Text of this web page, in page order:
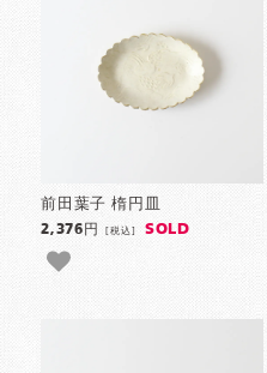
前田葉子 楕円皿
2,376円[税込] SOLD